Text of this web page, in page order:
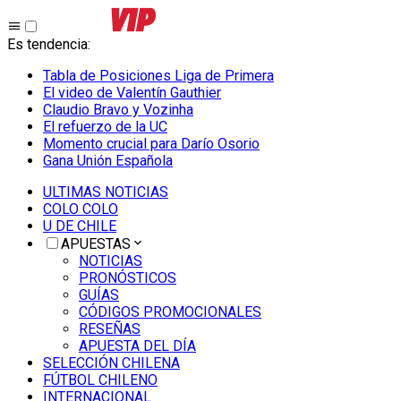
Es tendencia:
Tabla de Posiciones Liga de Primera
El video de Valentín Gauthier
Claudio Bravo y Vozinha
El refuerzo de la UC
Momento crucial para Darío Osorio
Gana Unión Española
ULTIMAS NOTICIAS
COLO COLO
U DE CHILE
APUESTAS
NOTICIAS
PRONÓSTICOS
GUÍAS
CÓDIGOS PROMOCIONALES
RESEÑAS
APUESTA DEL DÍA
SELECCIÓN CHILENA
FÚTBOL CHILENO
INTERNACIONAL